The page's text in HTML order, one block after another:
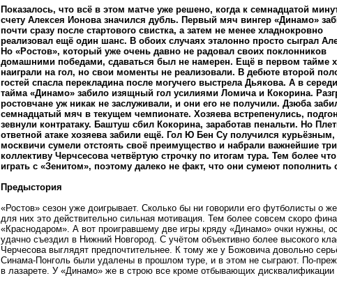
Показалось, что всё в этом матче уже решено, когда к семнадцатой
счету Алексея Ионова значился дубль. Первый мяч вингер «Динамо»
почти сразу после стартового свистка, а затем не менее хладнокровно
реализовал ещё один шанс. В обоих случаях эталонно просто сыграл
Но «Ростов», который уже очень давно не радовал своих поклонников
домашними победами, сдаваться был не намерен. Ещё в первом тайме
наиграли на гол, но свои моменты не реализовали. В дебюте второй
гостей спасла перекладина после могучего выстрела Дьякова. А в
тайма «Динамо» забило изящный гол усилиями Ломича и Кокорина.
ростовчане уж никак не заслуживали, и они его не получили. Дзюба
семнадцатый мяч в текущем чемпионате. Хозяева встрепенулись,
зевнули контратаку. Баштуш сбил Кокорина, заработав пенальти. Но
ответной атаке хозяева забили ещё. Гол Ю Бен Су получился
москвичи сумели отстоять своё преимущество и набрали важнейшие
коллективу Черчсесова четвёртую строчку по итогам тура. Тем более
играть с «Зенитом», поэтому далеко не факт, что они сумеют
Предыстория
«Ростов» сезон уже доигрывает. Сколько бы ни говорили его футболисты о
для них это действительно сильная мотивация. Тем более совсем скоро
«Краснодаром». А вот проигравшему две игры кряду «Динамо» очки нужны,
удачно съездил в Нижний Новгород. С учётом объективно более высокого
Черчесова выглядят предпочтительнее. К тому же у Божовича довольно
Синама-Понголь были удалены в прошлом туре, и в этом не сыграют. По-
в лазарете. У «Динамо» же в строю все кроме отбывающих